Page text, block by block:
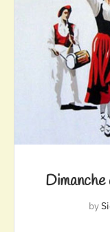
Dimanche
by